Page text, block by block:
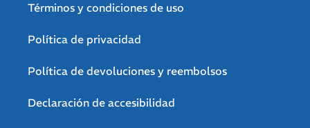
Términos y condiciones de uso
Política de privacidad
Política de devoluciones y reembolsos
Declaración de accesibilidad